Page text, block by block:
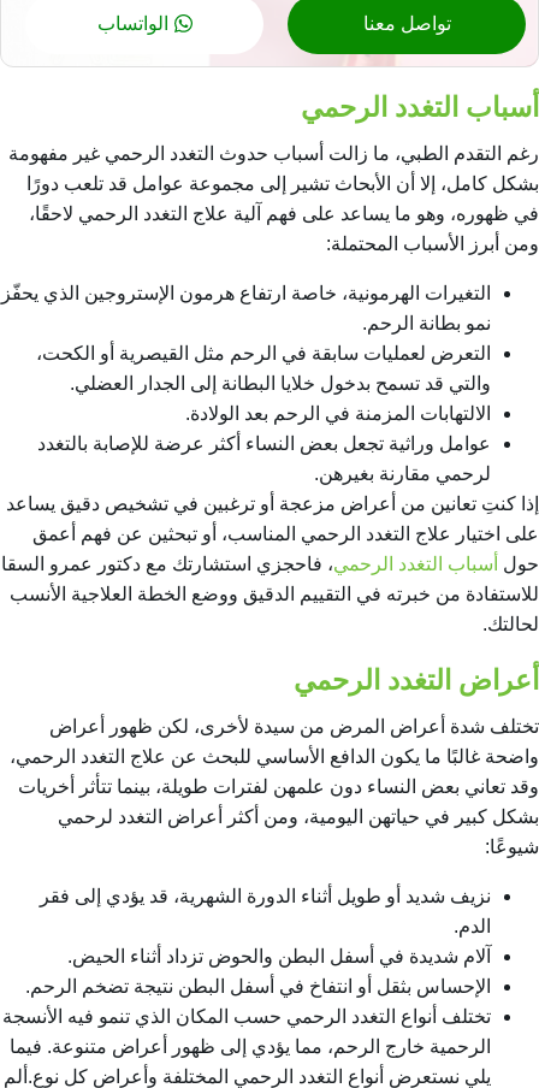
تواصل معنا الواتساب
أسباب التغدد الرحمي
رغم التقدم الطبي، ما زالت أسباب حدوث التغدد الرحمي غير مفهومة
بشكل كامل، إلا أن الأبحاث تشير إلى مجموعة عوامل قد تلعب دورًا
في ظهوره، وهو ما يساعد على فهم آلية علاج التغدد الرحمي لاحقًا،
ومن أبرز الأسباب المحتملة:
التغيرات الهرمونية، خاصة ارتفاع هرمون الإستروجين الذي يحفّز
نمو بطانة الرحم.
التعرض لعمليات سابقة في الرحم مثل القيصرية أو الكحت،
والتي قد تسمح بدخول خلايا البطانة إلى الجدار العضلي.
الالتهابات المزمنة في الرحم بعد الولادة.
عوامل وراثية تجعل بعض النساء أكثر عرضة للإصابة بالتغدد
لرحمي مقارنة بغيرهن.
إذا كنتِ تعانين من أعراض مزعجة أو ترغبين في تشخيص دقيق يساعد
على اختيار علاج التغدد الرحمي المناسب، أو تبحثين عن فهم أعمق
حول أسباب التغدد الرحمي، فاحجزي استشارتك مع دكتور عمرو السقا
للاستفادة من خبرته في التقييم الدقيق ووضع الخطة العلاجية الأنسب
لحالتك.
أعراض التغدد الرحمي
تختلف شدة أعراض المرض من سيدة لأخرى، لكن ظهور أعراض
واضحة غالبًا ما يكون الدافع الأساسي للبحث عن علاج التغدد الرحمي،
وقد تعاني بعض النساء دون علمهن لفترات طويلة، بينما تتأثر أخريات
بشكل كبير في حياتهن اليومية، ومن أكثر أعراض التغدد لرحمي
شيوعًا:
نزيف شديد أو طويل أثناء الدورة الشهرية، قد يؤدي إلى فقر
الدم.
آلام شديدة في أسفل البطن والحوض تزداد أثناء الحيض.
الإحساس بثقل أو انتفاخ في أسفل البطن نتيجة تضخم الرحم.
تختلف أنواع التغدد الرحمي حسب المكان الذي تنمو فيه الأنسجة
الرحمية خارج الرحم، مما يؤدي إلى ظهور أعراض متنوعة. فيما
يلي نستعرض أنواع التغدد الرحمي المختلفة وأعراض كل نوع.ألم